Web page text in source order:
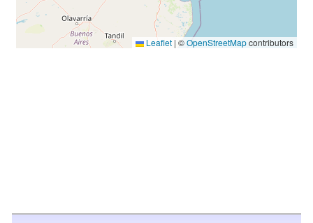
Leaflet | ©OpenStreetMapcontributors